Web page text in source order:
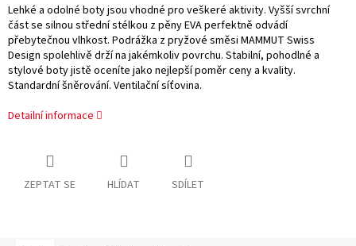
Lehké a odolné boty jsou vhodné pro veškeré aktivity. Vyšší svrchní
část se silnou střední stélkou z pěny EVA perfektně odvádí
přebytečnou vlhkost. Podrážka z pryžové směsi MAMMUT Swiss
Design spolehlivě drží na jakémkoliv povrchu. Stabilní, pohodlné a
stylové boty jistě oceníte jako nejlepší poměr ceny a kvality.
Standardní šněrování. Ventilační síťovina.
Detailní informace
ZEPTAT SE HLÍDAT SDÍLET